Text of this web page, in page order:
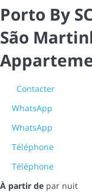
Porto By
São
Contacter
WhatsApp
WhatsApp
Téléphone
Téléphone
À partir de par nuit